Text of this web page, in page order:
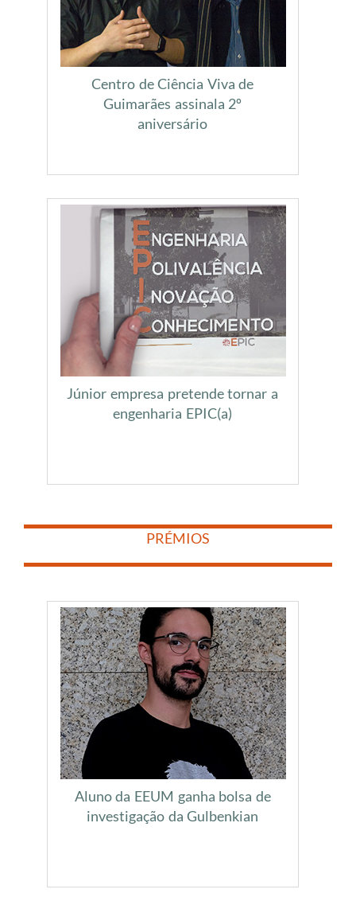
Centro de Ciência Viva de
Guimarães assinala 2º
aniversário
Júnior empresa pretende tornar a
engenharia EPIC(a)
​
PRÉMIOS
​
Aluno da EEUM ganha bolsa de
investigação da Gulbenkian